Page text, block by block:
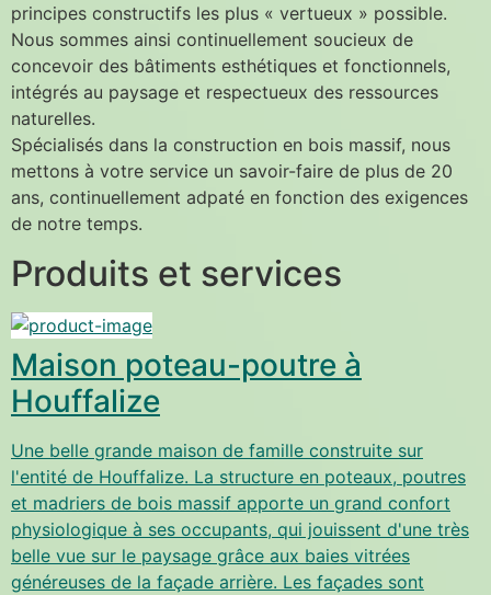
principes constructifs les plus « vertueux » possible.
Nous sommes ainsi continuellement soucieux de
concevoir des bâtiments esthétiques et fonctionnels,
intégrés au paysage et respectueux des ressources
naturelles.
Spécialisés dans la construction en bois massif, nous
mettons à votre service un savoir-faire de plus de 20
ans, continuellement adpaté en fonction des exigences
de notre temps.
Produits et services
Maison poteau-poutre à
Houffalize
Une belle grande maison de famille construite sur
l'entité de Houffalize. La structure en poteaux, poutres
et madriers de bois massif apporte un grand confort
physiologique à ses occupants, qui jouissent d'une très
belle vue sur le paysage grâce aux baies vitrées
généreuses de la façade arrière. Les façades sont